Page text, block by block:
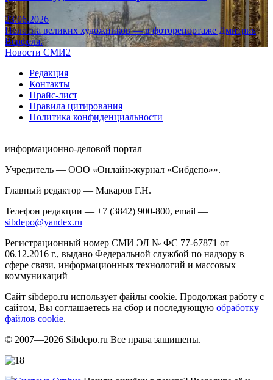
23.06.2026
Полотна великих художников — в фоторепортаже Дмитрия
Верфеля.
Новости СМИ2
Редакция
Контакты
Прайс-лист
Правила цитирования
Политика конфиденциальности
информационно-деловой портал
Учредитель — ООО «Онлайн-журнал «Сибдепо»».
Главный редактор — Макаров Г.Н.
Телефон редакции — +7 (3842) 900-800, email —
sibdepo@yandex.ru
Регистрационный номер СМИ ЭЛ № ФС 77-67871 от
06.12.2016 г., выдано Федеральной службой по надзору в
сфере связи, информационных технологий и массовых
коммуникаций
Сайт sibdepo.ru использует файлы cookie. Продолжая работу с
сайтом, Вы соглашаетесь на сбор и последующую обработку
файлов cookie.
© 2007—2026 Sibdepo.ru Все права защищены.